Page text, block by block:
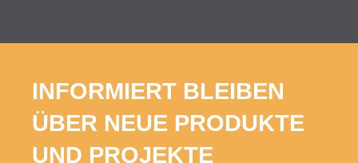
INFORMIERT BLEIBEN
ÜBER NEUE PRODUKTE
UND PROJEKTE